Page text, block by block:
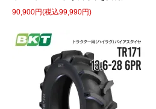
90,900円(税込99,990円)